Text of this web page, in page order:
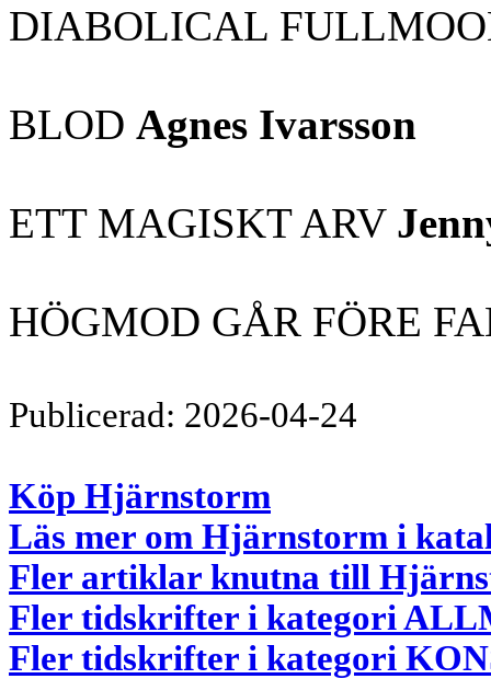
DIABOLICAL
BLOD Agnes Ivarsson
ETT MAGISKT ARV
HÖGMOD GÅR FÖRE
Publicerad: 2026-04-24
Köp Hjärnstorm
Läs mer om Hjärnstorm i
Fler artiklar knutna till
Fler tidskrifter i kategori
Fler tidskrifter i kategori